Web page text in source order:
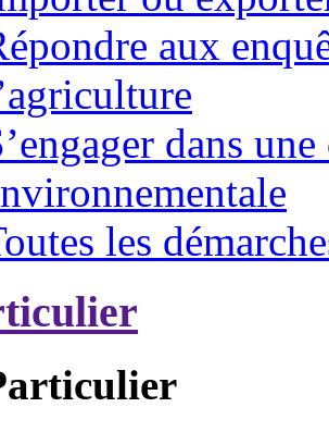
aux
dans
les